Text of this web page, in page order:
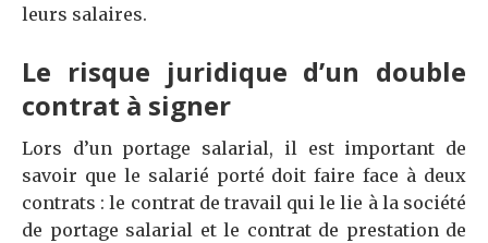
leurs salaires.
Le risque juridique d’un double
contrat à signer
Lors d’un portage salarial, il est important de
savoir que le salarié porté doit faire face à deux
contrats : le contrat de travail qui le lie à la société
de portage salarial et le contrat de prestation de